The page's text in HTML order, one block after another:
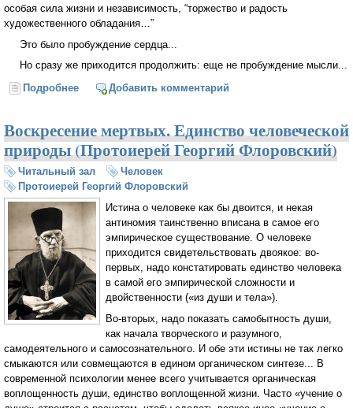
особая сила жизни и независимость, “торжество и радость
художественного обладания…”
Это было пробуждение сердца...
Но сразу же приходится продолжить: еще не пробуждение мысли...
Подробнее о Пути русского богословия. Борьба за богословие
Добавить комментарий
Воскресение мертвых. Единство человеческой
природы (Протоиерей Георгий Флоровский)
Читальный зал
Человек
Протоиерей Георгий Флоровский
Истина о человеке как бы двоится, и некая
антиномия таинственно вписана в самое его
эмпирическое существование. О человеке
приходится свидетельствовать двоякое: во-
первых, надо констатировать единство человека
в самой его эмпирической сложности и
двойственности («из души и тела»).
Во-вторых, надо показать самобытность души,
как начала творческого и разумного,
самодеятельного и самосознательного. И обе эти истины не так легко
смыкаются или совмещаются в едином органическом синтезе... В
современной психологии менее всего учитывается органическая
воплощенность души, единство воплощенной жизни. Часто «учение о